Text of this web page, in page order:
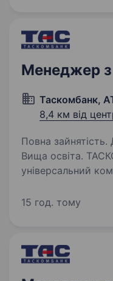
Менеджер з
Таскомбанк,
8,4 км від
Повна зайнятість.
Вища освіта. ТАСКОМБАНК — це надійний
універсальний
36 років
15 год. тому